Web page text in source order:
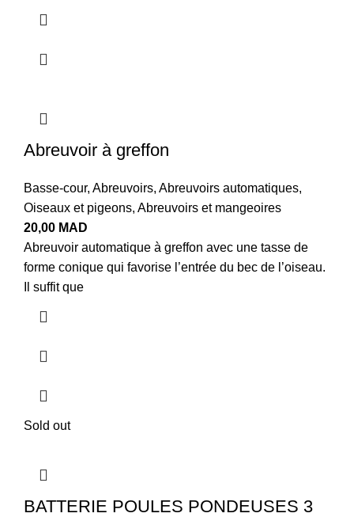
Abreuvoir à greffon
Basse-cour, Abreuvoirs, Abreuvoirs automatiques,
Oiseaux et pigeons, Abreuvoirs et mangeoires
20,00 MAD
Abreuvoir automatique à greffon avec une tasse de
forme conique qui favorise l’entrée du bec de l’oiseau.
Il suffit que
Sold out
BATTERIE POULES PONDEUSES 3